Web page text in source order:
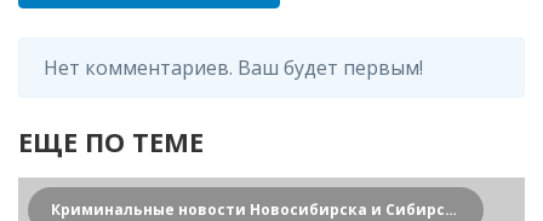
Нет комментариев. Ваш будет первым!
ЕЩЕ ПО ТЕМЕ
Криминальные новости Новосибирска и Сибирского региона